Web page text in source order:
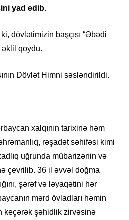
yad edib.
dövlətimizin başçısı “Əbədi
əklil qoydu.
Dövlət Himni səsləndirildi.
xalqının tarixinə həm
rəşadət səhifəsi kimi
uğrunda mübarizənin və
çevrilib. 36 il əvvəl doğma
şərəf və ləyaqətini hər
mərd övladları həmin
keçərək şəhidlik zirvəsinə